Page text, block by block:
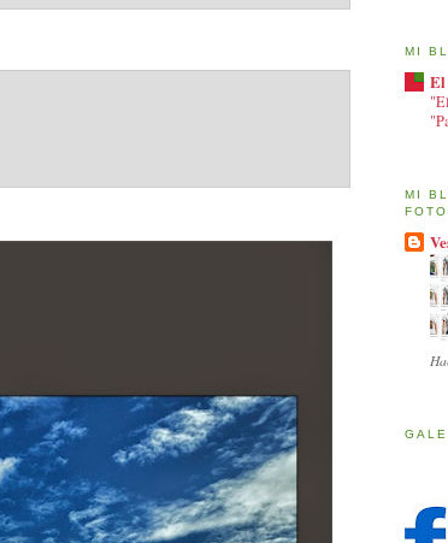
MI
El
MI